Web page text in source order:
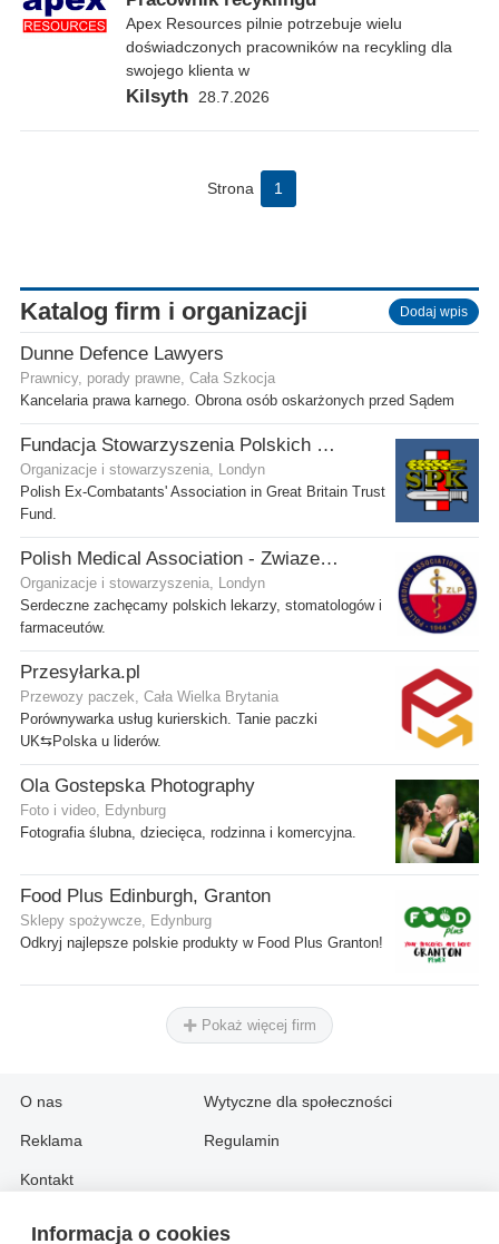
Informacja o cookies
Apex Resources pilnie potrzebuje wielu
doświadczonych pracowników na recykling dla
swojego klienta w
Kilsyth 28.7.2026
Strona 1
Katalog firm i organizacji Dodaj wpis
Dunne Defence Lawyers
Prawnicy, porady prawne, Cała Szkocja
Kancelaria prawa karnego. Obrona osób oskarżonych przed Sądem
Fundacja Stowarzyszenia Polskich Kombatantów w Wielkiej Brytanii
Organizacje i stowarzyszenia, Londyn
Polish Ex-Combatants' Association in Great Britain Trust
Fund.
Polish Medical Association - Zwiazek Lekarzy Polskich w Wielkiej Brytanii
Organizacje i stowarzyszenia, Londyn
Serdeczne zachęcamy polskich lekarzy, stomatologów i
farmaceutów.
Przesyłarka.pl
Przewozy paczek, Cała Wielka Brytania
Porównywarka usług kurierskich. Tanie paczki
UK⇆Polska u liderów.
Ola Gostepska Photography
Foto i video, Edynburg
Fotografia ślubna, dziecięca, rodzinna i komercyjna.
Food Plus Edinburgh, Granton
Sklepy spożywcze, Edynburg
Odkryj najlepsze polskie produkty w Food Plus Granton!
Pokaż więcej firm
O nas
Reklama
Kontakt
Wytyczne dla społeczności
Regulamin